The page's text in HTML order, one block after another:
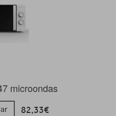
microondas
82,33€